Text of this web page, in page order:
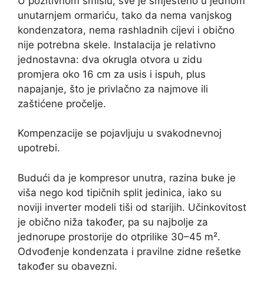
unutarnjem ormariću, tako da nema vanjskog
kondenzatora, nema rashladnih cijevi i obično
nije potrebna skele. Instalacija je relativno
jednostavna: dva okrugla otvora u zidu
promjera oko 16 cm za usis i ispuh, plus
napajanje, što je privlačno za najmove ili
zaštićene pročelje.
Kompenzacije se pojavljuju u svakodnevnoj
upotrebi.
Budući da je kompresor unutra, razina buke je
viša nego kod tipičnih split jedinica, iako su
noviji inverter modeli tiši od starijih. Učinkovitost
je obično niža također, pa su najbolje za
jednorupe prostorije do otprilike 30–45 m².
Odvođenje kondenzata i pravilne zidne rešetke
također su obavezni.